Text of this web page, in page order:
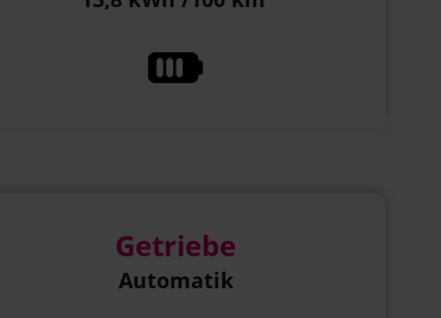
Getriebe
Automatik